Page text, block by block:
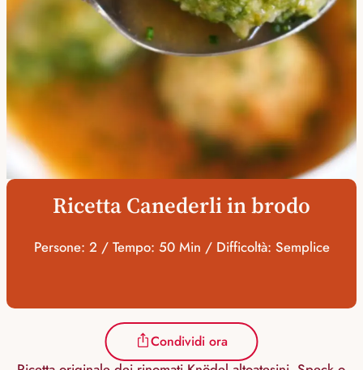
Ricetta Canederli in brodo
Persone: 2 / Tempo: 50 Min / Difficoltà: Semplice
Condividi ora